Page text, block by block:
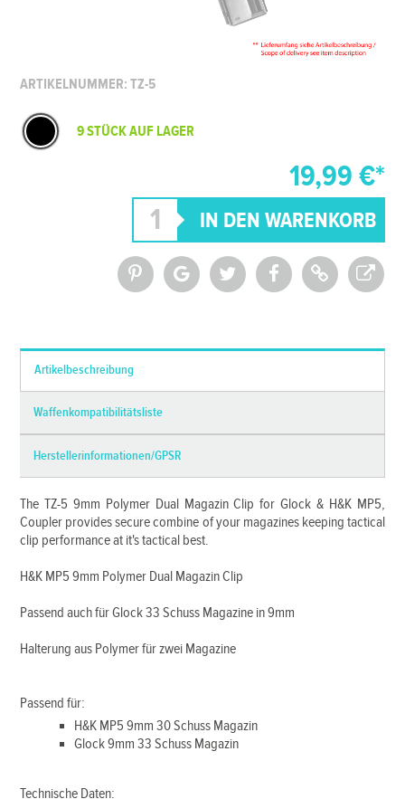
ARTIKELNUMMER: TZ-5
9 STÜCK AUF LAGER
19,99 €*
Artikelbeschreibung
Waffenkompatibilitätsliste
Herstellerinformationen/GPSR
The TZ-5 9mm Polymer Dual Magazin Clip for Glock & H&K MP5,
Coupler provides secure combine of your magazines keeping tactical
clip performance at it's tactical best.
H&K MP5 9mm Polymer Dual Magazin Clip
Passend auch für Glock 33 Schuss Magazine in 9mm
Halterung aus Polymer für zwei Magazine
Passend für:
H&K MP5 9mm 30 Schuss Magazin
Glock 9mm 33 Schuss Magazin
Technische Daten: